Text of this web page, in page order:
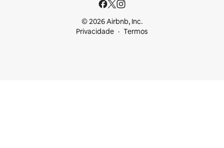
© 2026 Airbnb, Inc.
Privacidade
Termos